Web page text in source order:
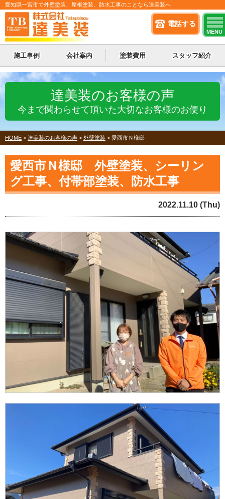
電話する
MENU
愛知県一宮市で外壁塗装、屋根塗装、防水工事のことなら達美装へ
施工事例 会社案内 塗装費用 スタッフ紹介
達美装のお客様の声
今まで関わらせて頂いた大切なお客様のお便り
HOME > 達美装のお客様の声 > 外壁塗装 > 愛西市Ｎ様邸
愛西市Ｎ様邸 外壁塗装、シーリン
グ工事、付帯部塗装、防水工事
2022.11.10 (Thu)